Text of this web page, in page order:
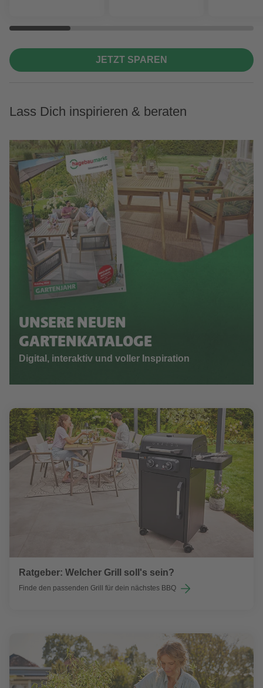
JETZT SPAREN
Lass Dich inspirieren & beraten
UNSERE NEUEN
GARTENKATALOGE
Digital, interaktiv und voller Inspiration
Ratgeber: Welcher Grill soll's sein?
Finde den passenden Grill für dein nächstes BBQ